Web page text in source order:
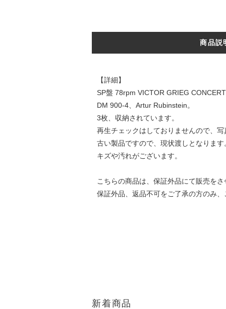
商品説
【詳細】
SP盤 78rpm VICTOR GRIEG
DM 900-4、Artur Rubinstein。
3枚、収納されています。
再生チェックはしておりませんので、
古い製品ですので、現状渡しとなります
キズや汚れがございます。
こちらの商品は、保証外品にて販売を
保証外品、返品不可をご了承の方のみ
新着商品